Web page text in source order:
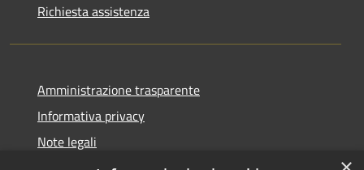
Richiesta assistenza
Amministrazione trasparente
Informativa privacy
Note legali